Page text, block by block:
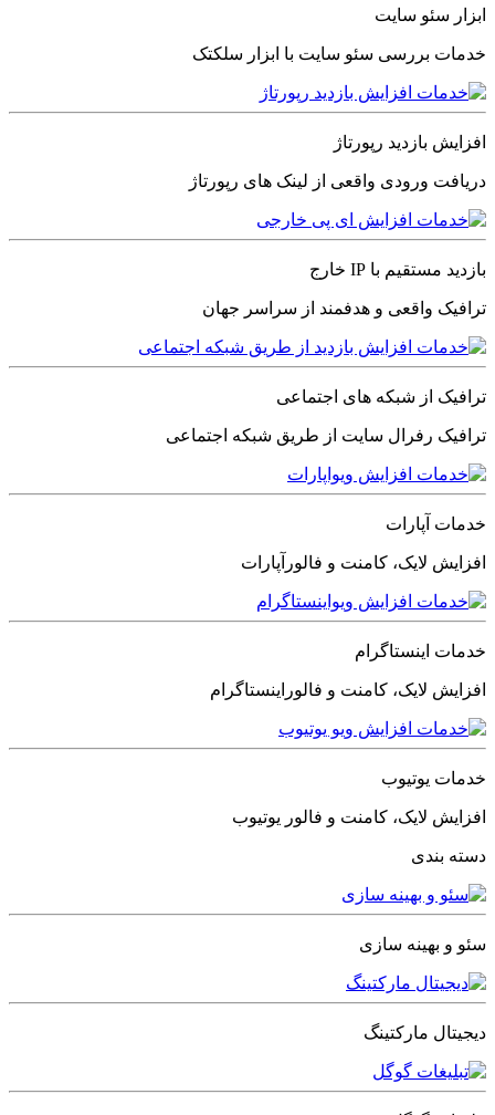
ابزار سئو سایت
خدمات بررسی سئو سایت با ابزار سلکتک
افزایش بازدید رپورتاژ
دریافت ورودی واقعی از لینک های رپورتاژ
بازدید مستقیم با IP خارج
ترافیک واقعی و هدفمند از سراسر جهان
ترافیک از شبکه های اجتماعی
ترافیک رفرال سایت از طریق شبکه اجتماعی
خدمات آپارات
افزایش لایک، کامنت و فالورآپارات
خدمات اینستاگرام
افزایش لایک، کامنت و فالوراینستاگرام
خدمات یوتیوب
افزایش لایک، کامنت و فالور یوتیوب
دسته بندی
سئو و بهینه سازی
دیجیتال مارکتینگ